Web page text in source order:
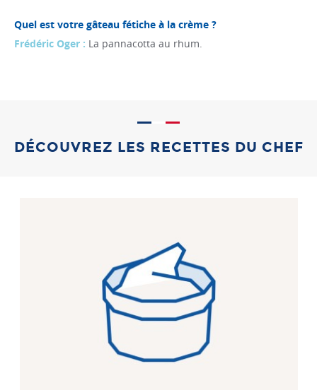
Quel est votre gâteau fétiche à la crème ?
Frédéric Oger : La pannacotta au rhum.
DÉCOUVREZ LES RECETTES DU CHEF